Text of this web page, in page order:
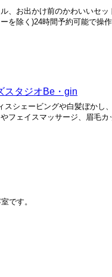
お出かけ前のかわいいセ
除く)24時間予約可能で操
スタジオBe・gin
シェービングや白髪ぼかし
フェイスマッサージ、眉毛
です。